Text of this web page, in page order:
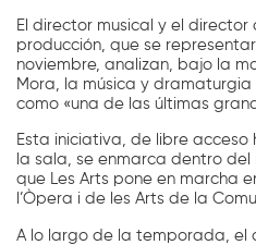
El director musical y el
producción, que se
noviembre, analizan, bajo la
Mora, la música y
como «una de las últimas
Esta iniciativa, de libre
la sala, se enmarca dentro del
que Les Arts pone en marcha
l’Òpera i de les Arts de la
A lo largo de la temporada, el